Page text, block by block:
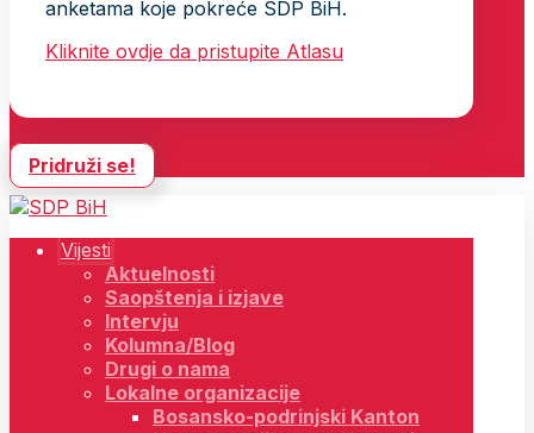
anketama koje pokreće SDP BiH.
Kliknite ovdje da pristupite Atlasu
Pridruži se!
Vijesti
Aktuelnosti
Saopštenja i izjave
Intervju
Kolumna/Blog
Drugi o nama
Lokalne organizacije
Bosansko-podrinjski Kanton